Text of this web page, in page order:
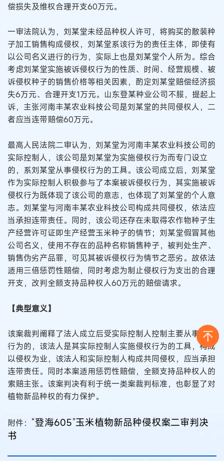
偿损失及维权合理开支60万元。
一审法院认为，刘某堂未经品种权人许可，将购买的散装种
子加工销售构成侵权，刘某堂系该行为的责任主体，即使有
以公司名义进行的行为，实际上也是刘某堂个人所为。综合
考虑刘某堂实施被诉侵权行为的性质、时间、经营规模、被
诉侵权种子的销售价格等相关因素，酌定刘某堂赔偿经济损
失6万元、合理开支1万元。山东登某种业公司不服，提起上
诉，主张河南丰某农业科技公司是刘某堂的共同侵权人，二
者应当连带赔偿60万元。
最高人民法院二审认为，刘某堂为河南丰某农业科技公司的
实际控制人，该公司是刘某堂为实施侵权行为而专门设立
的，系刘某堂从事侵权行为的工具。该公司成立后，刘某堂
作为实际控制人积极参与了本案被诉侵权行为，其实施被诉
侵权行为既体现了该公司的意志，也体现了刘某堂的个人意
志。刘某堂与河南丰某农业科技公司构成共同侵权，依法应
当承担连带责任。同时，该公司还存在未取得农作物种子生
产经营许可证即生产经营玉米种子的情节；刘某堂假冒其他
公司名义，使用不存在的品种名称销售种子，被判处生产、
销售伪劣产品罪，可见其被诉侵权行为情节之恶劣。故依法
适用三倍惩罚性赔偿，同时考虑为制止侵权行为支出的合理
开支，改判全额支持品种权人60万元的赔偿请求。
【典型意义】
该案裁判阐释了法人成立后受实际控制人控制主要从事侵权
行为的，该法人是其实际控制人实施侵权行为的工具，构成
以侵权为业，该法人和实际控制人构成共同侵权，应当承担
连带责任。同时本案适用惩罚性赔偿，全额支持品种权人的
索赔主张。该案判决有利于统一类案裁判标准，也彰显了对
植物新品种权的有力保护。
附件： “登海605”玉米植物新品种侵权案二审判决
书